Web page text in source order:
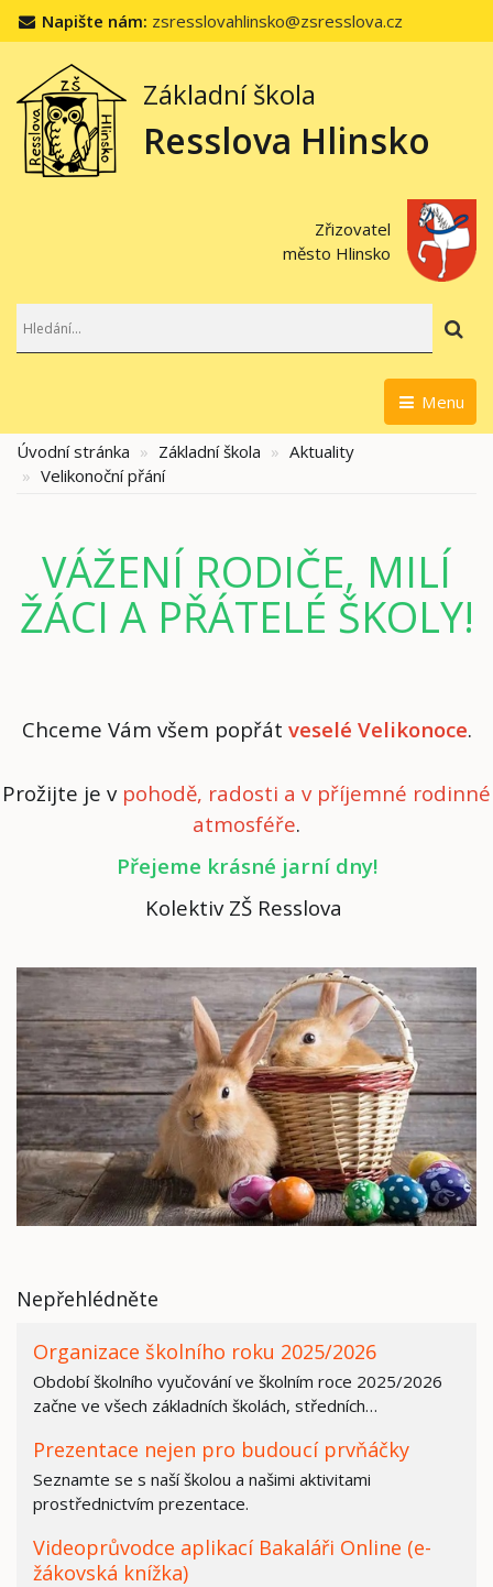
Napište nám: zsresslovahlinsko@zsresslova.cz
Základní škola
Resslova Hlinsko
Zřizovatel
město Hlinsko
Menu
Úvodní stránka Základní škola
Aktuality
Velikonoční přání
VÁŽENÍ RODIČE, MILÍ
ŽÁCI A PŘÁTELÉ ŠKOLY!
Chceme Vám všem popřát veselé Velikonoce.
Prožijte je v pohodě, radosti a v příjemné rodinné
atmosféře.
Přejeme krásné jarní dny!
Kolektiv ZŠ Resslova
Nepřehlédněte
Organizace školního roku 2025/2026
Období školního vyučování ve školním roce 2025/2026
začne ve všech základních školách, středních…
Prezentace nejen pro budoucí prvňáčky
Seznamte se s naší školou a našimi aktivitami
prostřednictvím prezentace.
Videoprůvodce aplikací Bakaláři Online (e-
žákovská knížka)